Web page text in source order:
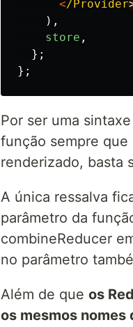
</Provider
),
store ,
};
};
Por ser uma
função sempre
renderizado, basta
A única ressalva
parâmetro da
combineReducer
no parâmetro
Além de que os
os mesmos nomes